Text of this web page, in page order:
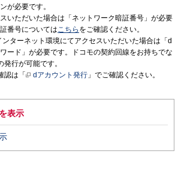
が必要です。
いただいた場合は「ネットワーク暗証番号」が必要
番号についてはこちら をご確認ください。
ターネット環境にてアクセスいただいた場合は「d
ード」が必要です。ドコモの契約回線をお持ちでな
行が可能です。
認は「
dアカウント発行 」でご確認ください。
表示